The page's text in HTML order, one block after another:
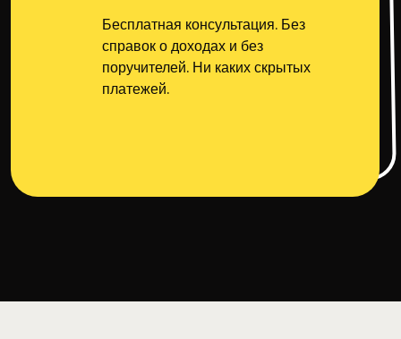
Бесплатная консультация. Без
справок о доходах и без
поручителей. Ни каких скрытых
платежей.